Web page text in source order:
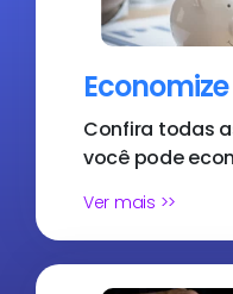
Confira todas
você pode
Ver mais >>